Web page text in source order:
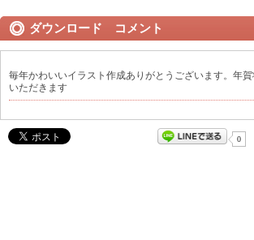
ダウンロード コメント
毎年かわいいイラスト作成ありがとうございます。年
いただきます
0